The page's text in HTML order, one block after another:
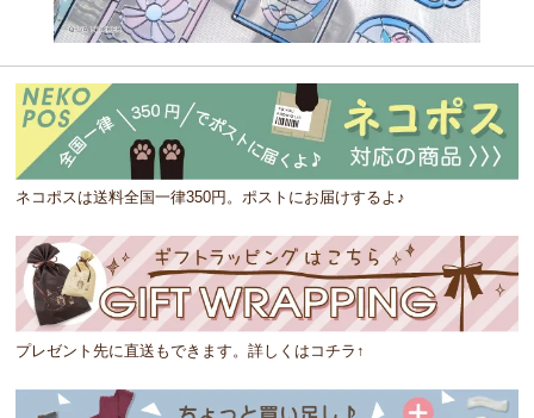
ネコポスは送料全国一律350円。ポストにお届けするよ♪
プレゼント先に直送もできます。詳しくはコチラ↑